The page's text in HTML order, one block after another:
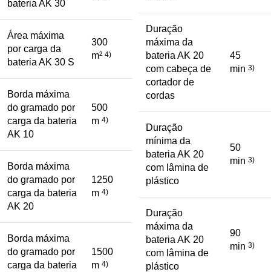
bateria AK 30
Área máxima
por carga da
bateria AK 30 S
300
m² 4)
Borda máxima
do gramado por
carga da bateria
AK 10
500
m 4)
Borda máxima
do gramado por
carga da bateria
AK 20
1250
m 4)
Borda máxima
do gramado por
carga da bateria
1500
m 4)
Duração
máxima da
bateria AK 20
com cabeça de
cortador de
cordas
45
min 3)
Duração
mínima da
bateria AK 20
com lâmina de
plástico
50
min 3)
Duração
máxima da
bateria AK 20
com lâmina de
plástico
90
min 3)